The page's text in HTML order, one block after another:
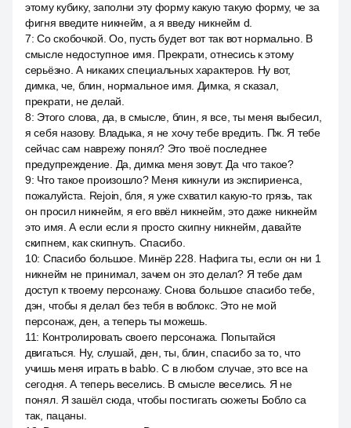
этому кубику, заполни эту форму какую такую форму, че за
фигня введите никнейм, а я введу никнейм d.
7:Со скобочкой. Оо, пусть будет вот так вот нормально. В
смысле недоступное имя. Прекрати, отнесись к этому
серьёзно. А никаких специальных характеров. Ну вот,
димка, че, блин, нормальное имя. Димка, я сказал,
прекрати, не делай.
8: Этого слова, да, в смысле, блин, я все, ты меня выбесил,
я себя назову. Владыка, я не хочу тебе вредить. Пж. Я тебе
сейчас сам наврежу понял? Это твоё последнее
предупреждение. Да, димка меня зовут. Да что такое?
9: Что такое произошло? Меня кикнули из экспириенса,
пожалуйста. Rejoin, бля, я уже схватил какую-то грязь, так
он просил никнейм, я его ввёл никнейм, это даже никнейм
это имя. А если если я просто скипну никнейм, давайте
скипнем, как скипнуть. Спасибо.
10: Спасибо большое. Минёр 228. Нафига ты, если он ни 1
никнейм не принимал, зачем он это делал? Я тебе дам
доступ к твоему персонажу. Снова большое спасибо тебе,
дэн, чтобы я делал без тебя в воблокс. Это не мой
персонаж, ден, а теперь ты можешь.
11: Контролировать своего персонажа. Попытайся
двигаться. Ну, слушай, ден, ты, блин, спасибо за то, что
учишь меня играть в bablo. С в любом случае, это все на
сегодня. А теперь веселись. В смысле веселись. Я не
понял. Я зашёл сюда, чтобы постигать сюжеты Бобло са
так, пацаны.